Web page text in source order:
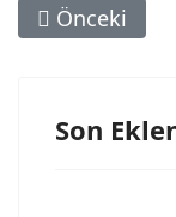
Önceki
Önceki
Son